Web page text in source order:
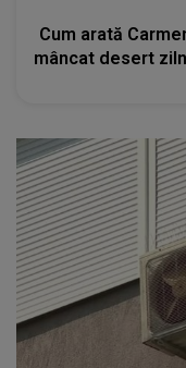
Cum arată
mâncat desert